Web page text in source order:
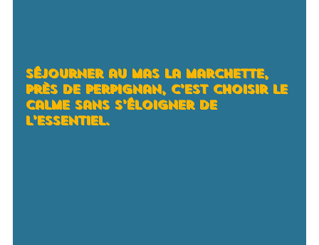
Séjourner au Mas la Marchette,
près de Perpignan, c’est choisir le
calme sans s’éloigner de
l’essentiel.